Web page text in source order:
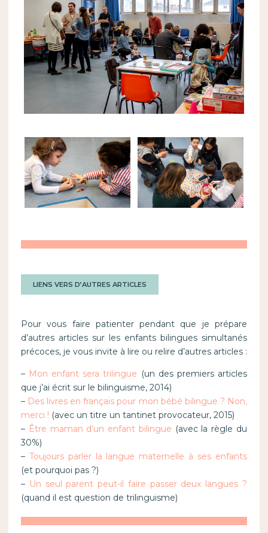
LIENS VERS D’AUTRES ARTICLES
Pour vous faire patienter pendant que je prépare
d’autres articles sur les enfants bilingues simultanés
précoces, je vous invite à lire ou relire d’autres articles :
– Mon enfant sera trilingue (un des premiers articles
que j’ai écrit sur le bilinguisme, 2014)
– Des livres en français pour mon bébé bilingue ? Non,
merci ! (avec un titre un tantinet provocateur, 2015)
– Être maman d’un enfant bilingue (avec la règle du
30%)
– Toujours parler la langue maternelle à ses enfants
(et pourquoi pas ?)
– Un seul parent peut-il faire passer deux langues ?
(quand il est question de trilinguisme)